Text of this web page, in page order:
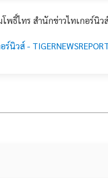
ธิ์ไทร สำนักข่าวไทเกอร์นิว
นิวส์ -